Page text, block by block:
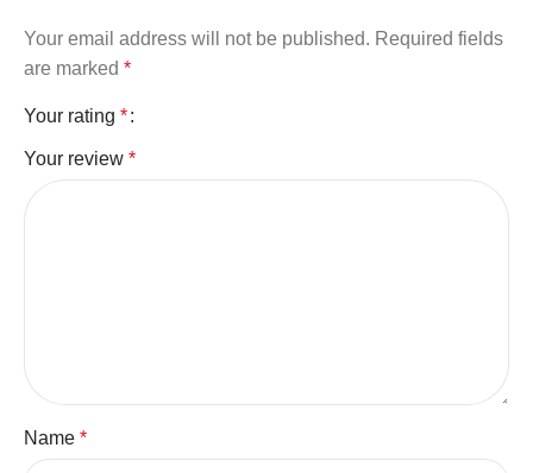
Your email address will not be published. Required fields
are marked *
Your rating *
Your review *
Name *